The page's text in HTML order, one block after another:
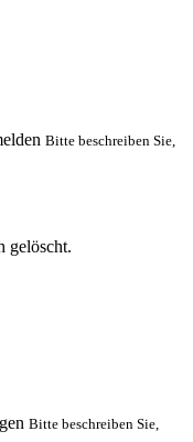
Bitte beschreiben Sie,
gelöscht.
Bitte beschreiben Sie,